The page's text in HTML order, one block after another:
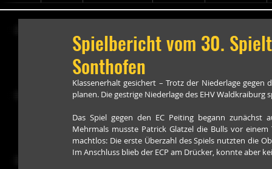
Spielbericht vom 30.
Sonthofen
Klassenerhalt gesichert – Trotz der Niederlage gegen
planen. Die gestrige Niederlage des EHV Waldkraiburg
Das Spiel gegen den EC Peiting begann zunächst
Mehrmals musste Patrick Glatzel die Bulls vor
machtlos: Die erste Überzahl des Spiels nutzten die
Im Anschluss blieb der ECP am Drücker, konnte aber